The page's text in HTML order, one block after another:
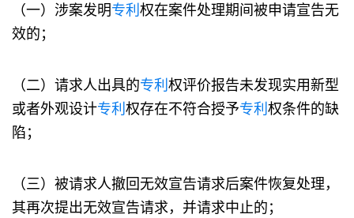
（一）涉案发明专利 权在案件处理期间被申请宣告无
效的；
（二）请求人出具的专利 权评价报告未发现实用新型
或者外观设计专利 权存在不符合授予专利 权条件的缺
陷；
（三）被请求人撤回无效宣告请求后案件恢复处理，
其再次提出无效宣告请求，并请求中止的；